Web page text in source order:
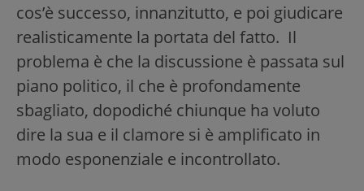
cos’è successo, innanzitutto, e poi giudicare
realisticamente la portata del fatto. Il
problema è che la discussione è passata sul
piano politico, il che è profondamente
sbagliato, dopodiché chiunque ha voluto
dire la sua e il clamore si è amplificato in
modo esponenziale e incontrollato.